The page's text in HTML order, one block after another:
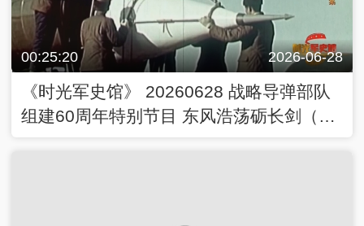
00:25:20 2026-06-28
《时光军史馆》 20260628 战略导弹部队
组建60周年特别节目 东风浩荡砺长剑（下